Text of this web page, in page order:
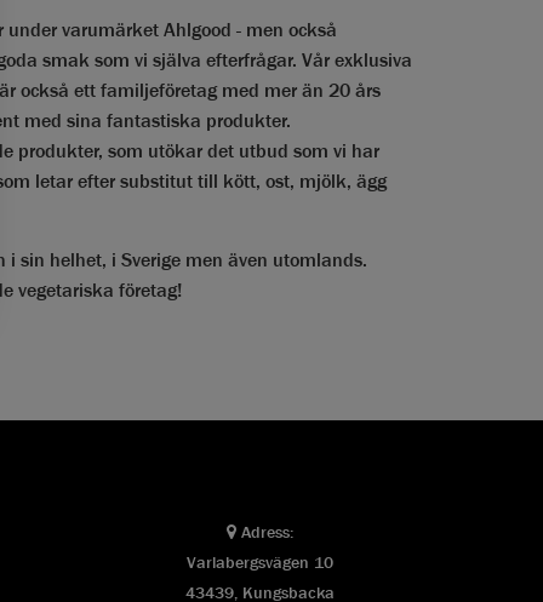
varumärket Ahlgood - men också
smak som vi själva efterfrågar. Vår exklusiva
också ett familjeföretag med mer än 20 års
med sina fantastiska produkter.
produkter, som utökar det utbud som vi har
letar efter substitut till kött, ost, mjölk, ägg
sin helhet, i Sverige men även utomlands.
vegetariska företag!
Adress:
Varlabergsvägen 10
43439, Kungsbacka